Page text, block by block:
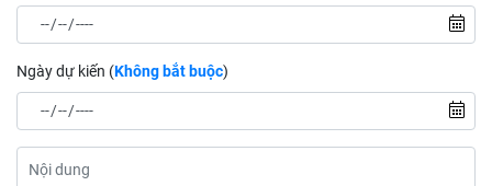
Ngày dự kiến (Không bắt buộc)